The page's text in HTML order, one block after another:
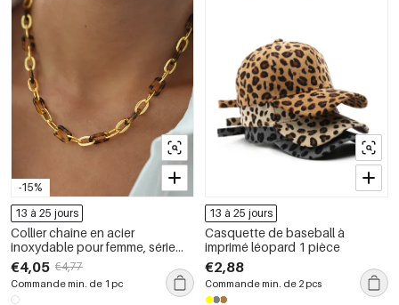
-15%
13 à 25 jours
Collier chaîne en acier
inoxydable pour femme, série
simple, motif léopard rétro, 1
pièce
€4,05 €4,77
Commande min. de 1 pc
13 à 25 jours
Casquette de baseball à
imprimé léopard 1 pièce
€2,88
Commande min. de 2 pcs